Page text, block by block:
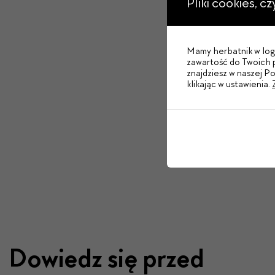
Dowiedz się przed
Mamy herbatnik w
zawartość do Twoich
znajdziesz w naszej
klikając w ustawienia.